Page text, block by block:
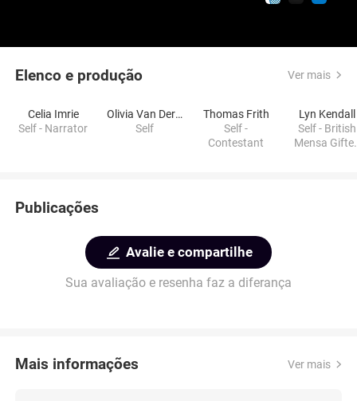
Elenco e produção Ver mais
Celia Imrie
Self - Narrator
Olivia Van Der Werff
Self
Thomas Frith
Self -
Contestant
Lyn Kendall
Self - British
Mensa
Publicações
Avalie e compartilhe
Sua avaliação e resenha faz a diferança
Mais informações Ver mais